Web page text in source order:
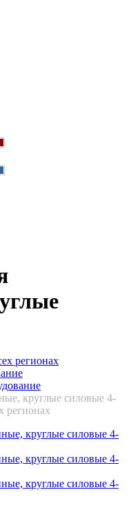
регионах
круглые силовые 4-
регионах